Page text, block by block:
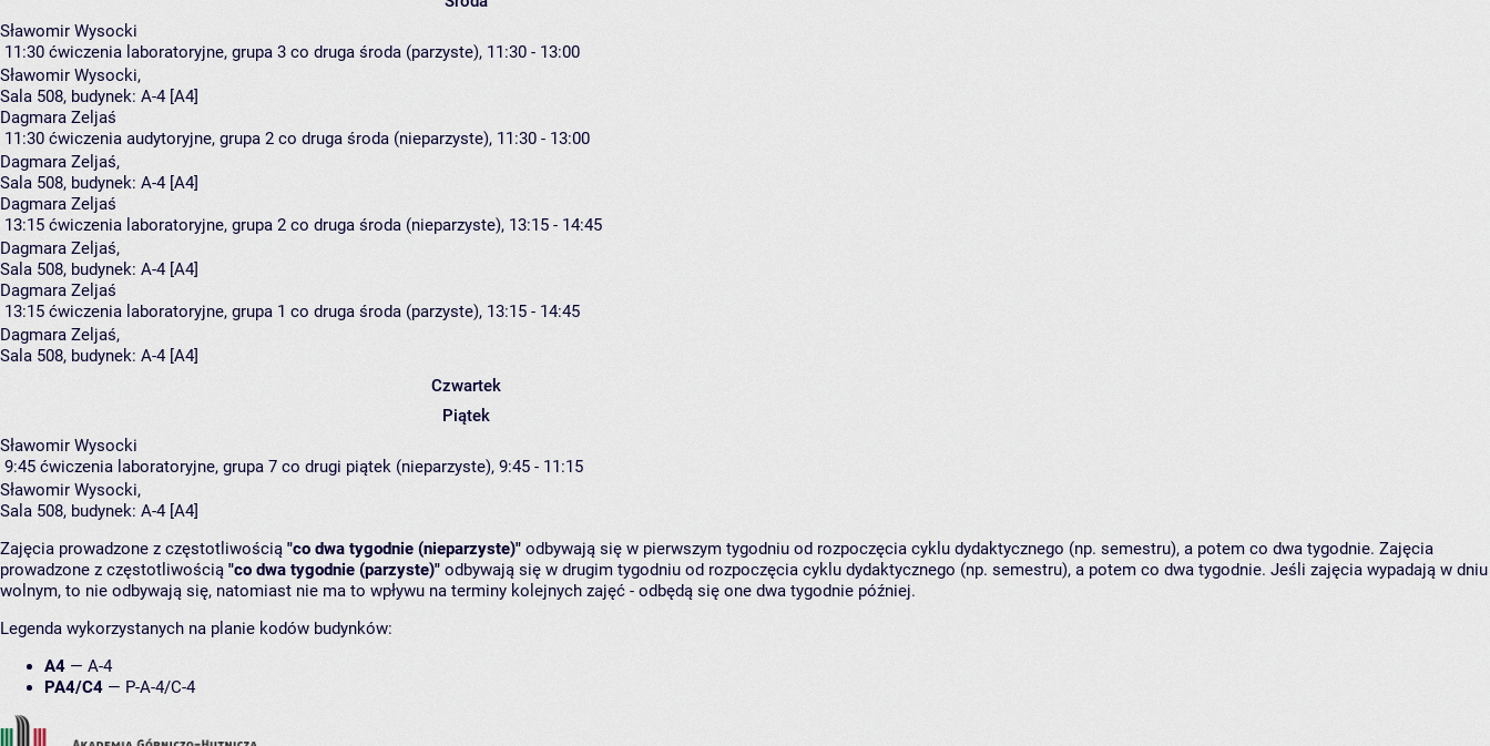
Sławomir Wysocki
11:30 ćwiczenia laboratoryjne, grupa 3 co druga środa (parzyste), 11:30 - 13:00
Sławomir Wysocki,
Sala 508, budynek: A-4 [A4]
Dagmara Zeljaś
11:30 ćwiczenia audytoryjne, grupa 2 co druga środa (nieparzyste), 11:30 - 13:00
Dagmara Zeljaś,
Sala 508, budynek: A-4 [A4]
Dagmara Zeljaś
13:15 ćwiczenia laboratoryjne, grupa 2 co druga środa (nieparzyste), 13:15 - 14:45
Dagmara Zeljaś,
Sala 508, budynek: A-4 [A4]
Dagmara Zeljaś
13:15 ćwiczenia laboratoryjne, grupa 1 co druga środa (parzyste), 13:15 - 14:45
Dagmara Zeljaś,
Sala 508, budynek: A-4 [A4]
Czwartek
Piątek
Sławomir Wysocki
9:45 ćwiczenia laboratoryjne, grupa 7 co drugi piątek (nieparzyste), 9:45 - 11:15
Sławomir Wysocki,
Sala 508, budynek: A-4 [A4]
Zajęcia prowadzone z częstotliwością "co dwa tygodnie (nieparzyste)" odbywają się w pierwszym tygodniu od rozpoczęcia cyklu dydaktycznego (np. semestru), a potem co dwa tygodnie. Zajęcia
prowadzone z częstotliwością "co dwa tygodnie (parzyste)" odbywają się w drugim tygodniu od rozpoczęcia cyklu dydaktycznego (np. semestru), a potem co dwa tygodnie. Jeśli zajęcia wypadają w dniu
wolnym, to nie odbywają się, natomiast nie ma to wpływu na terminy kolejnych zajęć - odbędą się one dwa tygodnie później.
Legenda wykorzystanych na planie kodów budynków:
A4 — A-4
PA4/C4 — P-A-4/C-4